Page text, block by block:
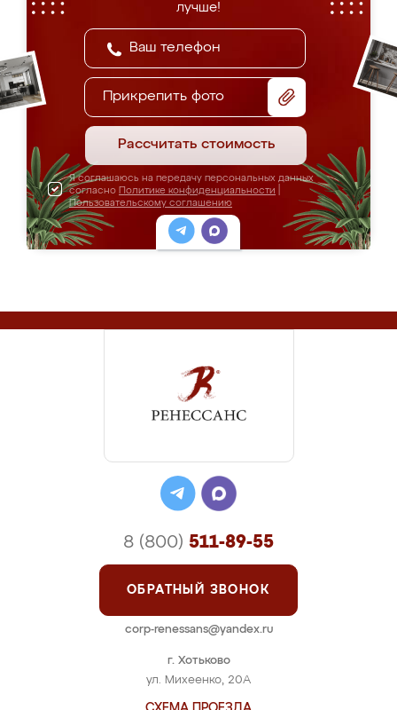
лучше!
Прикрепить фото
Рассчитать стоимость
Я соглашаюсь на передачу персональных данных
согласно Политике конфиденциальности
Пользовательскому соглашению
г. Хотьково
ул. Михеенко, 20А
8 (800) 511-89-55
ОБРАТНЫЙ ЗВОНОК
corp-renessans@yandex.ru